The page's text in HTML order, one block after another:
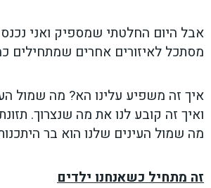
אבל היום החלטתי שמספיק ואני נכנס
מסתכל לאיזורים אחרים שמתחילים
איך זה משפיע עלינו הא? מה שמול
ואיך זה קובע לנו את מה שנצרוך.
מה שמול העינים שלנו הוא בר
זה מתחיל כשאנחנו ילדים